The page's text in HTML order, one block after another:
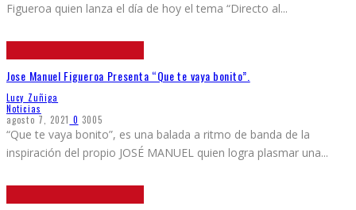
Figueroa quien lanza el día de hoy el tema “Directo al...
Jose Manuel Figueroa Presenta “Que te vaya bonito”.
Lucy Zuñiga
Noticias
agosto 7, 2021 0 3005
“Que te vaya bonito”, es una balada a ritmo de banda de la
inspiración del propio JOSÉ MANUEL quien logra plasmar una...